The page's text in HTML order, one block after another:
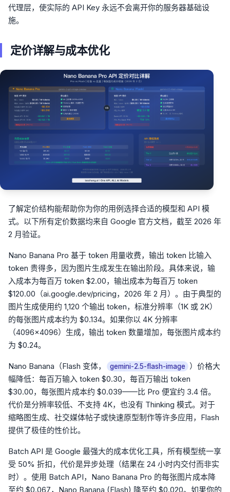
代理层，使实际的 API Key 永远不会离开你的服务器基础设
施。
定价详解与成本优化
了解定价结构能帮助你为你的用例选择合适的模型和 API 模
式。以下所有定价数据均来自 Google 官方文档，截至 2026 年
2 月验证。
Nano Banana Pro 基于 token 用量收费，输出 token 比输入
token 贵得多，因为图片生成发生在输出阶段。具体来说，输
入成本为每百万 token $2.00，输出成本为每百万 token
$120.00（ai.google.dev/pricing，2026 年 2 月）。由于典型的
图片生成使用约 1,120 个输出 token，标准分辨率（1K 或 2K）
的每张图片成本约为 $0.134。如果你以 4K 分辨率
（4096×4096）生成，输出 token 数量增加，每张图片成本约
为 $0.24。
Nano Banana（Flash 变体， gemini-2.5-flash-image
）价格大
幅降低：每百万输入 token $0.30，每百万输出 token
$30.00，每张图片成本约 $0.039——比 Pro 便宜约 3.4 倍。
代价是分辨率较低、不支持 4K，也没有 Thinking 模式。对于
缩略图生成、社交媒体帖子或快速原型制作等许多应用，Flash
提供了极佳的性价比。
Batch API 是 Google 最强大的成本优化工具，所有模型统一享
受 50% 折扣，代价是异步处理（结果在 24 小时内交付而非实
时）。使用 Batch API，Nano Banana Pro 的每张图片成本降
至约 $0.067，Nano Banana (Flash) 降至约 $0.020。如果你的